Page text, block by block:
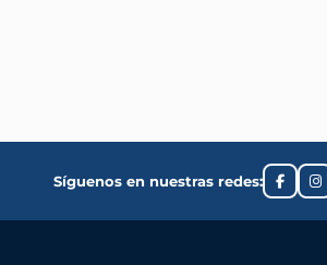
Síguenos en nuestras redes: